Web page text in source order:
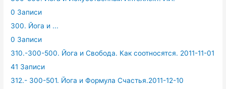
0 Записи
300. Йога и ...
0 Записи
310.-300-500. Йога и Свобода. Как соотносятся. 2011-11-01
41 Записи
312.- 300-501. Йога и Формула Счастья.2011-12-10